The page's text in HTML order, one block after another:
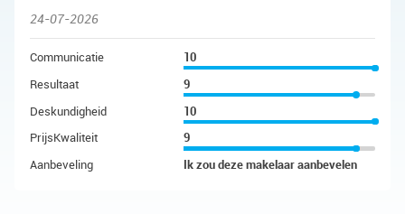
24-07-2026
Communicatie
10
Resultaat
9
Deskundigheid
10
PrijsKwaliteit
9
Aanbeveling
Ik zou deze makelaar aanbevelen